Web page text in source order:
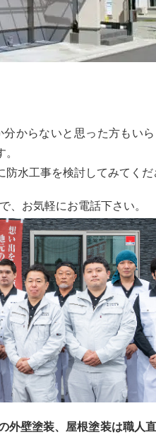
からないと思った方もい
水工事を検討してみてくだ
お気軽にお電話下さい。
外壁塗装、屋根塗装は職人